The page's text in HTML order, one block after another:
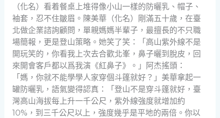
（化名）看着餐桌上堆得像小山一樣的防曬乳、帽子、
袖套，忍不住皺眉。陳美華（化名）剛滿五十歲，在臺
北做企業諮詢顧問，單親媽媽半輩子，最擅長的不只職
場簡報，更是登山策略。她笑了笑：「高山紫外線不是
開玩笑的，你看我上次去合歡北峯，鼻子曬到脫皮，回
來開會客戶都以爲我演《紅鼻子》。」阿杰搖頭：
「媽，你就不能學學人家穿個斗篷就好？」美華拿起一
罐防曬乳，語氣變得認真：「登山不是穿斗篷就好，臺
灣高山海拔每上升一千公尺，紫外線強度就增加約
10%，到三千公尺以上，強度幾乎是平地的兩倍。你以